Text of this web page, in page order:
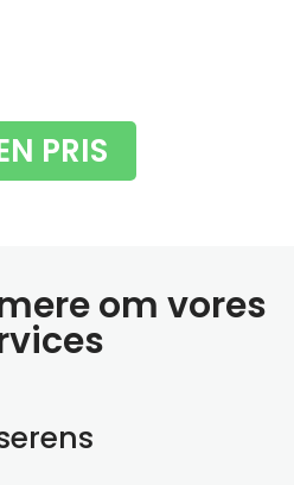
PRIS
om vores